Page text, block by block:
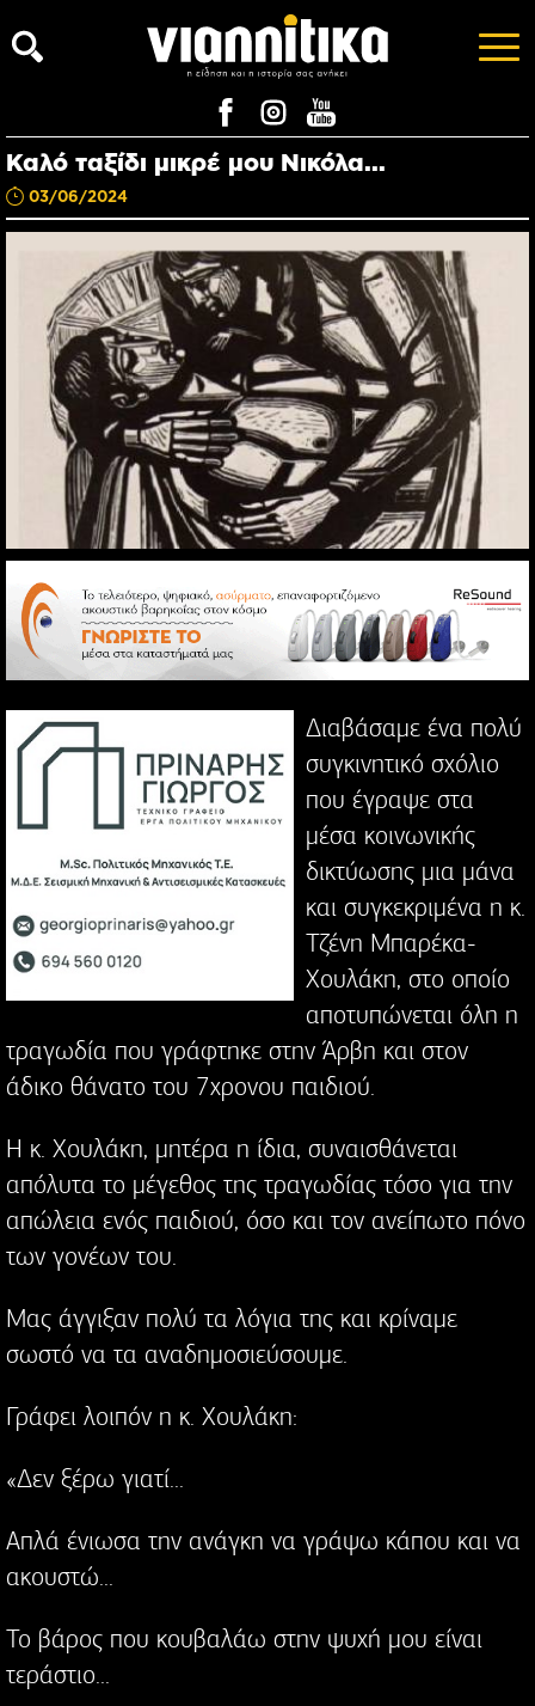
Καλό ταξίδι μικρέ μου Νικόλα...
03/06/2024
Διαβάσαμε ένα πολύ
συγκινητικό σχόλιο
που έγραψε στα
μέσα κοινωνικής
δικτύωσης μια μάνα
και συγκεκριμένα η κ.
Τζένη Μπαρέκα-
Χουλάκη, στο οποίο
αποτυπώνεται όλη η
τραγωδία που γράφτηκε στην Άρβη και στον
άδικο θάνατο του 7χρονου παιδιού.
Η κ. Χουλάκη, μητέρα η ίδια, συναισθάνεται
απόλυτα το μέγεθος της τραγωδίας τόσο για την
απώλεια ενός παιδιού, όσο και τον ανείπωτο πόνο
των γονέων του.
Μας άγγιξαν πολύ τα λόγια της και κρίναμε
σωστό να τα αναδημοσιεύσουμε.
Γράφει λοιπόν η κ. Χουλάκη:
«Δεν ξέρω γιατί...
Απλά ένιωσα την ανάγκη να γράψω κάπου και να
ακουστώ...
Το βάρος που κουβαλάω στην ψυχή μου είναι
τεράστιο...